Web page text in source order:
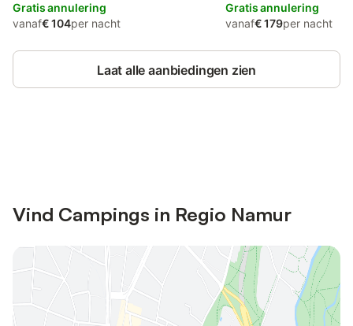
Gratis annulering
vanaf€ 104per nacht
Gratis annulering
vanaf€ 179per nacht
Laat alle aanbiedingen zien
Vind Campings in Regio Namur